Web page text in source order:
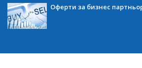
Оферти за бизнес